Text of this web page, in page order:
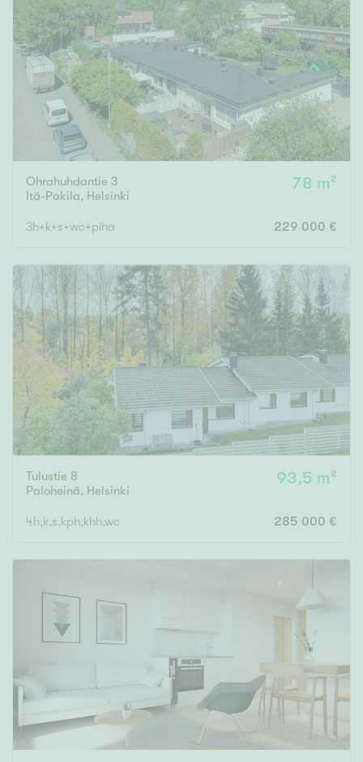
Ohrahuhdantie 3
Itä-Pakila, Helsinki
78 m²
3h+k+s+wc+piha 229 000 €
Tulustie 8
Paloheinä, Helsinki
93,5 m²
4h,k,s,kph,khh,wc 285 000 €